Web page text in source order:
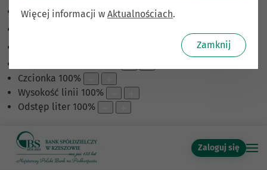
Zaznacz nagłówki
Czcionka 100%
Wysokość linii 100%
Odstęp liter 100%
Zaloguj się
Więcej informacji w Aktualnościach.
Zamknij